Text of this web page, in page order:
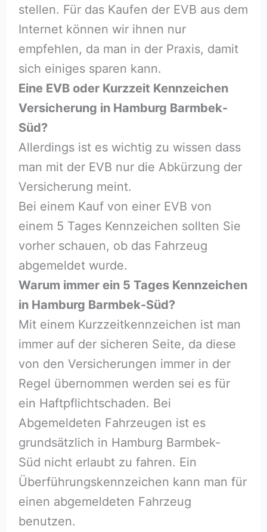
stellen. Für das Kaufen der EVB aus dem
Internet können wir ihnen nur
empfehlen, da man in der Praxis, damit
sich einiges sparen kann.
Eine EVB oder Kurzzeit Kennzeichen
Versicherung in Hamburg Barmbek-
Süd?
Allerdings ist es wichtig zu wissen dass
man mit der EVB nur die Abkürzung der
Versicherung meint.
Bei einem Kauf von einer EVB von
einem 5 Tages Kennzeichen sollten Sie
vorher schauen, ob das Fahrzeug
abgemeldet wurde.
Warum immer ein 5 Tages Kennzeichen
in Hamburg Barmbek-Süd?
Mit einem Kurzzeitkennzeichen ist man
immer auf der sicheren Seite, da diese
von den Versicherungen immer in der
Regel übernommen werden sei es für
ein Haftpflichtschaden. Bei
Abgemeldeten Fahrzeugen ist es
grundsätzlich in Hamburg Barmbek-
Süd nicht erlaubt zu fahren. Ein
Überführungskennzeichen kann man für
einen abgemeldeten Fahrzeug
benutzen.